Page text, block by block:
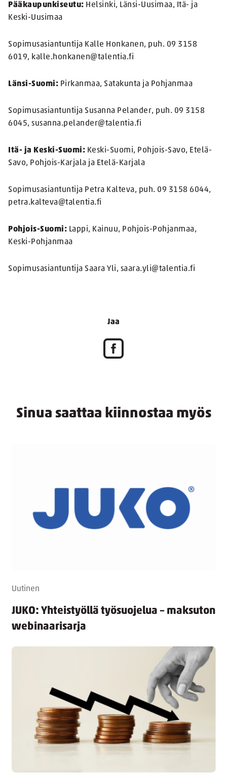
Pääkaupunkiseutu: Helsinki, Länsi-Uusimaa, Itä- ja
Keski-Uusimaa
Sopimusasiantuntija Kalle Honkanen, puh. 09 3158
6019, kalle.honkanen@talentia.fi
Länsi-Suomi: Pirkanmaa, Satakunta ja Pohjanmaa
Sopimusasiantuntija Susanna Pelander, puh. 09 3158
6045, susanna.pelander@talentia.fi
Itä- ja Keski-Suomi: Keski-Suomi, Pohjois-Savo, Etelä-
Savo, Pohjois-Karjala ja Etelä-Karjala
Sopimusasiantuntija Petra Kalteva, puh. 09 3158 6044,
petra.kalteva@talentia.fi
Pohjois-Suomi: Lappi, Kainuu, Pohjois-Pohjanmaa,
Keski-Pohjanmaa
Sopimusasiantuntija Saara Yli, saara.yli@talentia.fi
Jaa
Sinua saattaa kiinnostaa myös
Uutinen
JUKO: Yhteistyöllä työsuojelua – maksuton
webinaarisarja